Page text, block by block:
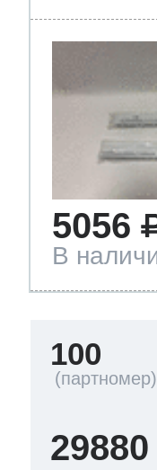
5056
В
100
29880